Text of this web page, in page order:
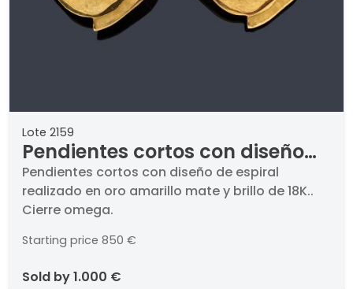
Lote 2159
Pendientes cortos con diseño
de espiral realizado en oro
amarillo mate y brillo de 18K.
Pendientes cortos con diseño de espiral
realizado en oro amarillo mate y brillo de 18K..
Cierre omega.
Starting price 850 €
sold by1.000 €